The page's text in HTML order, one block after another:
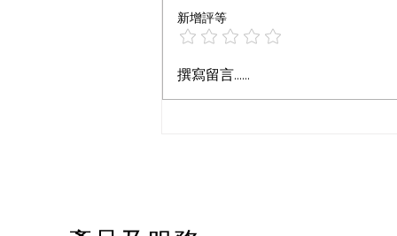
創新3D設計作品集
新增評等
撰寫留言......